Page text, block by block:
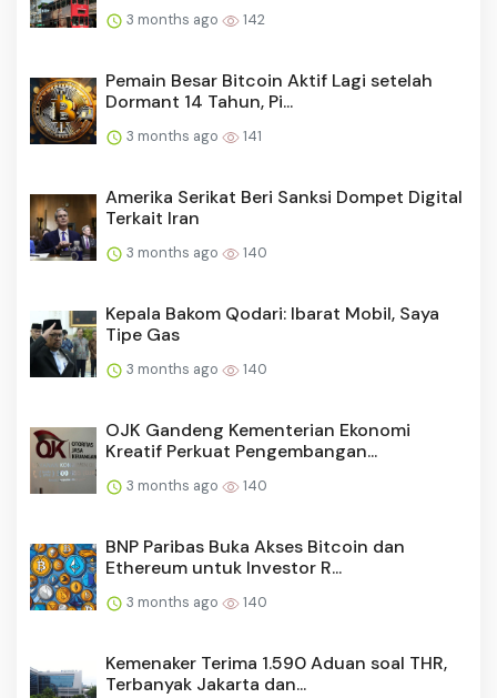
3 months ago 142
Pemain Besar Bitcoin Aktif Lagi setelah
Dormant 14 Tahun, Pi...
3 months ago 141
Amerika Serikat Beri Sanksi Dompet Digital
Terkait Iran
3 months ago 140
Kepala Bakom Qodari: Ibarat Mobil, Saya
Tipe Gas
3 months ago 140
OJK Gandeng Kementerian Ekonomi
Kreatif Perkuat Pengembangan...
3 months ago 140
BNP Paribas Buka Akses Bitcoin dan
Ethereum untuk Investor R...
3 months ago 140
Kemenaker Terima 1.590 Aduan soal THR,
Terbanyak Jakarta dan...